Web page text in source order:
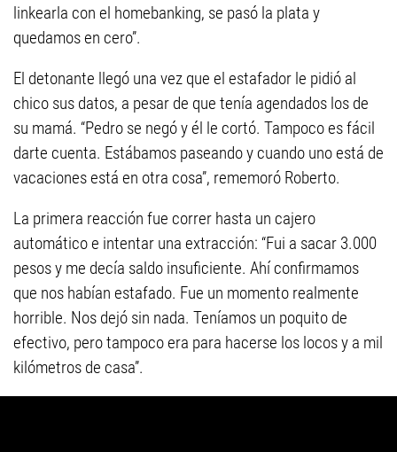
linkearla con el homebanking, se pasó la plata y
quedamos en cero”.
El detonante llegó una vez que el estafador le pidió al
chico sus datos, a pesar de que tenía agendados los de
su mamá. “Pedro se negó y él le cortó. Tampoco es fácil
darte cuenta. Estábamos paseando y cuando uno está de
vacaciones está en otra cosa”, rememoró Roberto.
La primera reacción fue correr hasta un cajero
automático e intentar una extracción: “Fui a sacar 3.000
pesos y me decía saldo insuficiente. Ahí confirmamos
que nos habían estafado. Fue un momento realmente
horrible. Nos dejó sin nada. Teníamos un poquito de
efectivo, pero tampoco era para hacerse los locos y a mil
kilómetros de casa”.